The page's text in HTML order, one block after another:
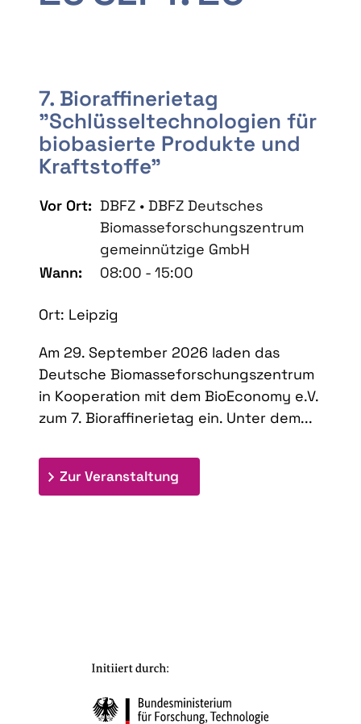
7. Bioraffinerietag
"Schlüsseltechnologien für
biobasierte Produkte und
Kraftstoffe"
Vor Ort: DBFZ • DBFZ Deutsches
Biomasseforschungszentrum
gemeinnützige GmbH
Wann:
08:00 - 15:00
Ort: Leipzig
Am 29. September 2026 laden das
Deutsche Biomasseforschungszentrum
in Kooperation mit dem BioEconomy e.V.
zum 7. Bioraffinerietag ein. Unter dem...
Zur Veranstaltung